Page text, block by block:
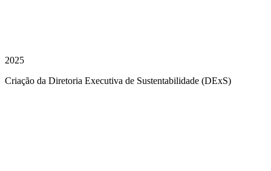
2025
Criação da Diretoria Executiva de Sustentabilidade (DExS)